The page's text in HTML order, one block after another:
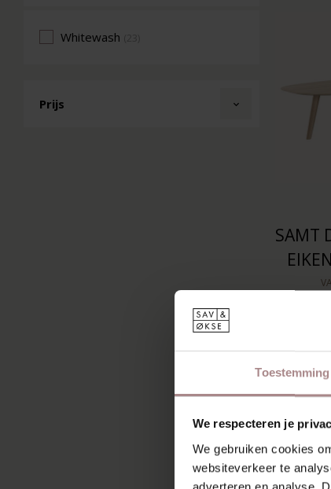
Toestemming
We respecteren je
We gebruiken cookies
websiteverkeer te
Whitewash
Prijs
SAMT